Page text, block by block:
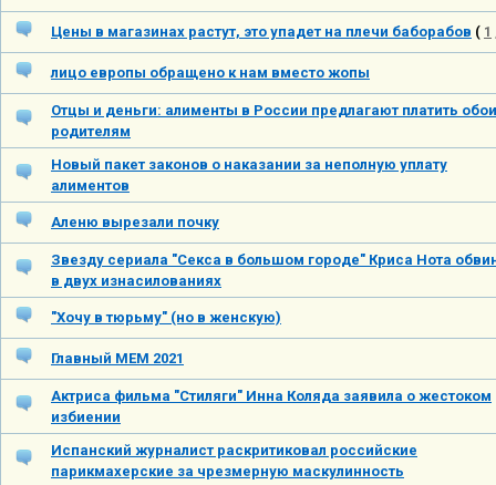
Цены в магазинах растут, это упадет на плечи баборабов ( 1
лицо европы обращено к нам вместо жопы
Отцы и деньги: алименты в России предлагают платить
родителям
Новый пакет законов о наказании за неполную уплату
алиментов
Аленю вырезали почку
Звезду сериала "Секса в большом городе" Криса Нота
в двух изнасилованиях
"Хочу в тюрьму" (но в женскую)
Главный МЕМ 2021
Актриса фильма "Стиляги" Инна Коляда заявила о жестоком
избиении
Испанский журналист раскритиковал российские
парикмахерские за чрезмерную маскулинность